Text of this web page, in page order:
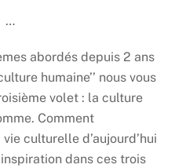
…
abordés depuis 2 ans
humaine’’ nous vous
volet : la culture
Comment
culturelle d’aujourd’hui
dans ces trois